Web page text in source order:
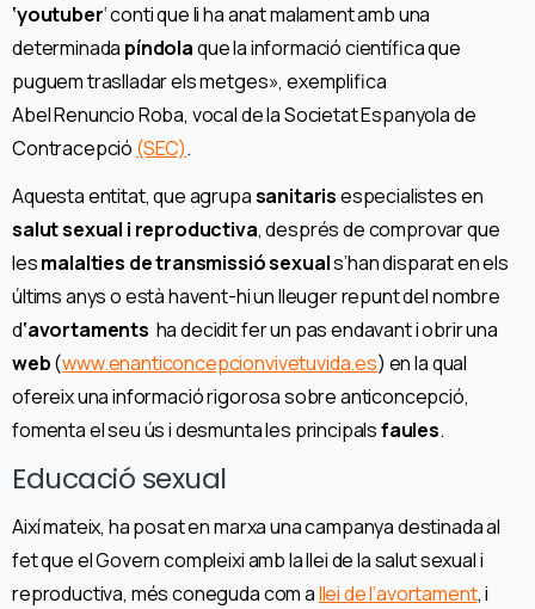
‘youtuber‘ conti que li ha anat malament amb una
determinada píndolaque la informació científica que
puguem traslladar els metges», exemplifica
Abel Renuncio Roba, vocal de la Societat Espanyola de
Contracepció (SEC).
Aquesta entitat, que agrupasanitarisespecialistes en
salut sexual i reproductiva, després de comprovar que
lesmalalties de transmissió sexuals’han disparat en els
últims anys o està havent-hi un lleuger repunt del nombre
d‘avortaments ha decidit fer un pas endavant i obrir una
web(www.enanticoncepcionvivetuvida.es) en la qual
ofereix una informació rigorosa sobre anticoncepció,
fomenta el seu ús i desmunta les principalsfaules.
Educació sexual
Així mateix, ha posat en marxa una campanya destinada al
fet que el Govern compleixi amb la llei de la salut sexual i
reproductiva, més coneguda com allei de l’avortament, i